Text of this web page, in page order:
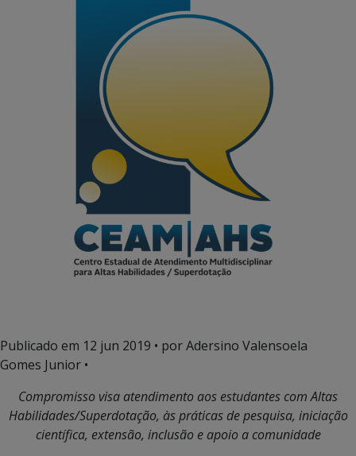
Publicado em 12 jun 2019 • por Adersino Valensoela
Gomes Junior •
Compromisso visa atendimento aos estudantes com Altas
Habilidades/Superdotação, às práticas de pesquisa, iniciação
científica, extensão, inclusão e apoio a comunidade